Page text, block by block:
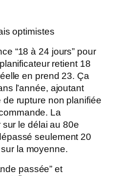
optimistes
“18 à 24 jours” pour
retient 18
en prend 23. Ça
l’année, ajoutant
rupture non planifiée
La
le délai au 80e
seulement 20
la moyenne.
passée” et